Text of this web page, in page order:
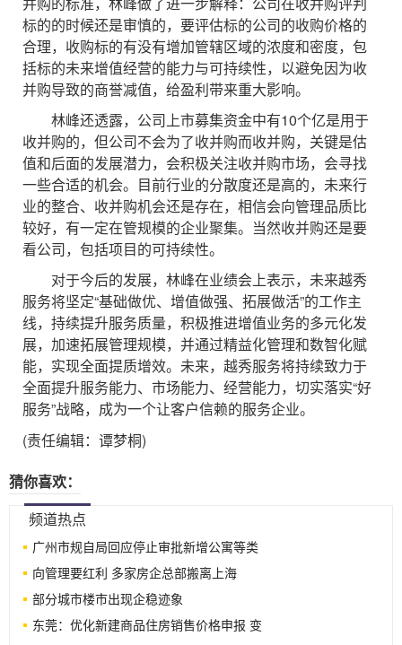
标的的时候还是审慎的，要评估标的公司的收购价格的
合理，收购标的有没有增加管辖区域的浓度和密度，包
括标的未来增值经营的能力与可持续性，以避免因为收
并购导致的商誉减值，给盈利带来重大影响。
林峰还透露，公司上市募集资金中有10个亿是用于
收并购的，但公司不会为了收并购而收并购，关键是估
值和后面的发展潜力，会积极关注收并购市场，会寻找
一些合适的机会。目前行业的分散度还是高的，未来行
业的整合、收并购机会还是存在，相信会向管理品质比
较好，有一定在管规模的企业聚集。当然收并购还是要
看公司，包括项目的可持续性。
对于今后的发展，林峰在业绩会上表示，未来越秀
服务将坚定“基础做优、增值做强、拓展做活”的工作主
线，持续提升服务质量，积极推进增值业务的多元化发
展，加速拓展管理规模，并通过精益化管理和数智化赋
能，实现全面提质增效。未来，越秀服务将持续致力于
全面提升服务能力、市场能力、经营能力，切实落实“好
服务”战略，成为一个让客户信赖的服务企业。
(责任编辑：谭梦桐)
猜你喜欢：
频道热点
广州市规自局回应停止审批新增公寓等类
向管理要红利 多家房企总部搬离上海
部分城市楼市出现企稳迹象
东莞：优化新建商品住房销售价格申报 变